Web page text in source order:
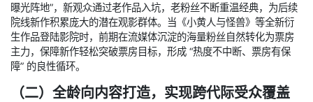
曝光阵地”，新观众通过老作品入坑，老粉丝不断重温经典，为后续
院线新作积累庞大的潜在观影群体。当《小黄人与怪兽》等全新衍
生作品登陆影院时，前期在流媒体沉淀的海量粉丝自然转化为票房
主力，保障新作轻松突破票房目标，形成 “热度不中断、票房有保
障” 的良性循环。
（二）全龄向内容打造，实现跨代际受众覆盖